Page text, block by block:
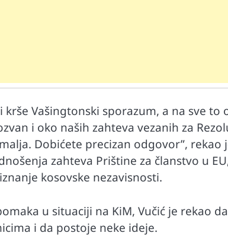
krše Vašingtonski sporazum, a na sve
i oko naših zahteva vezanih za
Dobićete precizan odgovor”, rekao
zahteva Prištine za članstvo u
kosovske nezavisnosti.
u situaciji na KiM, Vučić je rekao
i da postoje neke ideje.
poslastice, ali umereno!